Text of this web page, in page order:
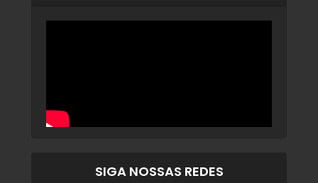
SIGA NOSSAS REDES